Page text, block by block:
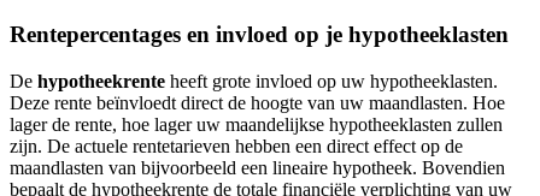
Rentepercentages en invloed op je hypotheeklasten
De hypotheekrente heeft grote invloed op uw hypotheeklasten.
Deze rente beïnvloedt direct de hoogte van uw maandlasten. Hoe
lager de rente, hoe lager uw maandelijkse hypotheeklasten zullen
zijn. De actuele rentetarieven hebben een direct effect op de
maandlasten van bijvoorbeeld een lineaire hypotheek. Bovendien
bepaalt de hypotheekrente de totale financiële verplichting van uw